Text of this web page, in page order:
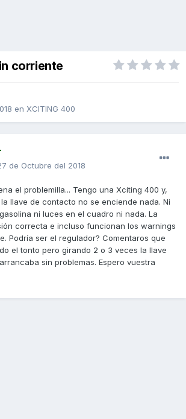
corriente
en XCITING 400
de Octubre del 2018
el problemilla... Tengo una Xciting 400 y,
llave de contacto no se enciende nada. Ni
ni luces en el cuadro ni nada. La
correcta e incluso funcionan los warnings
Podría ser el regulador? Comentaros que
el tonto pero girando 2 o 3 veces la llave
sin problemas. Espero vuestra